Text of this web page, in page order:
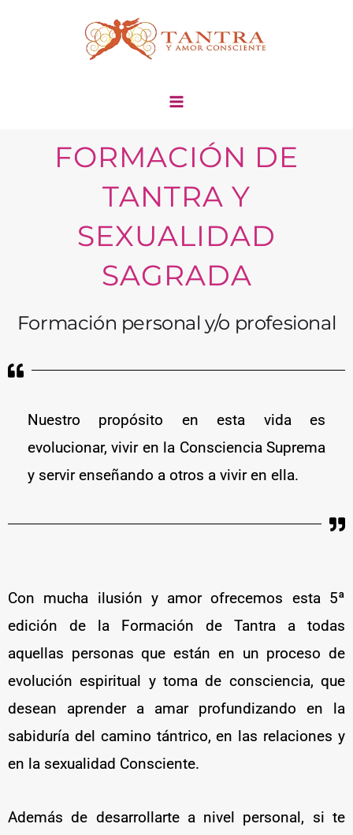
FORMACIÓN DE
TANTRA Y
SEXUALIDAD
SAGRADA
Formación personal y/o profesional
Nuestro propósito en esta vida es
evolucionar, vivir en la Consciencia Suprema
y servir enseñando a otros a vivir en ella.
Con mucha ilusión y amor ofrecemos esta 5ª
edición de la Formación de Tantra a todas
aquellas personas que están en un proceso de
evolución espiritual y toma de consciencia, que
desean aprender a amar profundizando en la
sabiduría del camino tántrico, en las relaciones y
en la sexualidad Consciente.
Además de desarrollarte a nivel personal, si te